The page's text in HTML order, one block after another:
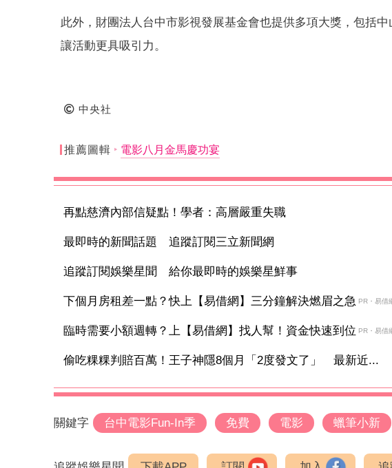
此外，財團法人台中市影視發展基金會也提供多項大獎，包括
讓活動更具吸引力。
中央社
推薦圖輯 電影八月金馬慶功宴
再點慈濟內部信疑點！學者：高層嚴重失職
最即時的新聞話題 追蹤訂閱三立新聞網
追蹤訂閱娛樂星聞 給你最即時的娛樂星鮮事
下個月房租差一點？快上【易借網】三分鐘解決燃眉之急 PR・易借
臨時需要小額週轉？上【易借網】找人幫！資金快速到位 PR・易借
偷吃粿粿判賠百萬！王子神隱8個月「2度發文了」 最新近...
關鍵字 台中電影Fun-In季 免費 電影 蠟筆小新